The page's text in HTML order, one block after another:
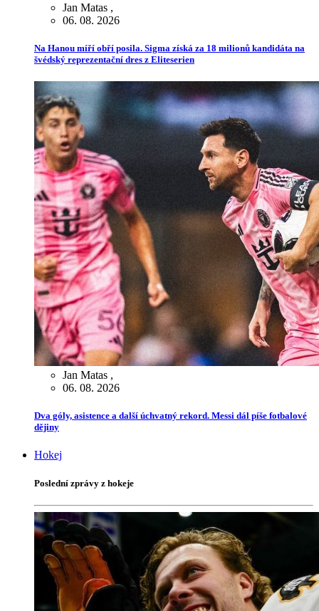
Jan Matas ,
06. 08. 2026
Na Hanou míří obří posila. Sigma získá za 18 milionů kandidáta na
švédský reprezentační dres z Eliteserien
Jan Matas ,
06. 08. 2026
Dva góly, asistence a další úchvatný rekord. Messi dál píše fotbalové
dějiny
Hokej
Poslední zprávy z hokeje